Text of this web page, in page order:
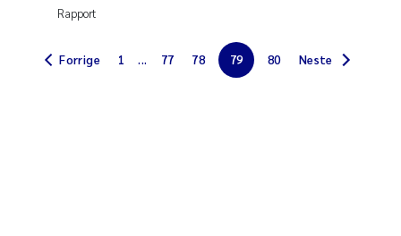
Rapport
Forrige 1 ... 77 78 79 80 Neste